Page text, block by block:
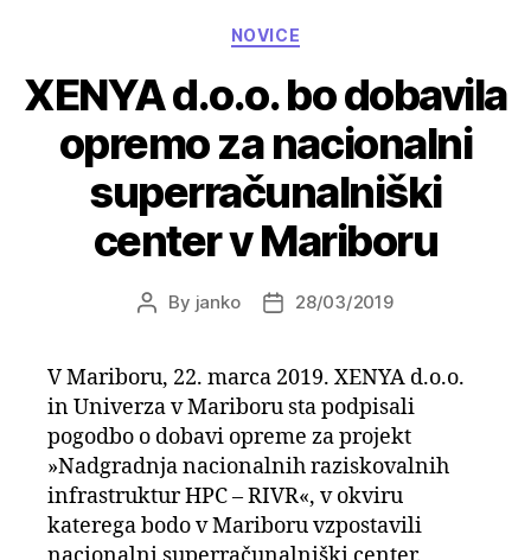
Categories
NOVICE
XENYA d.o.o. bo dobavila
opremo za nacionalni
superračunalniški
center v Mariboru
Post
By janko
Post28/03/2019
V Mariboru, 22. marca 2019. XENYA d.o.o.
in Univerza v Mariboru sta podpisali
pogodbo o dobavi opreme za projekt
»Nadgradnja nacionalnih raziskovalnih
infrastruktur HPC – RIVR«, v okviru
katerega bodo v Mariboru vzpostavili